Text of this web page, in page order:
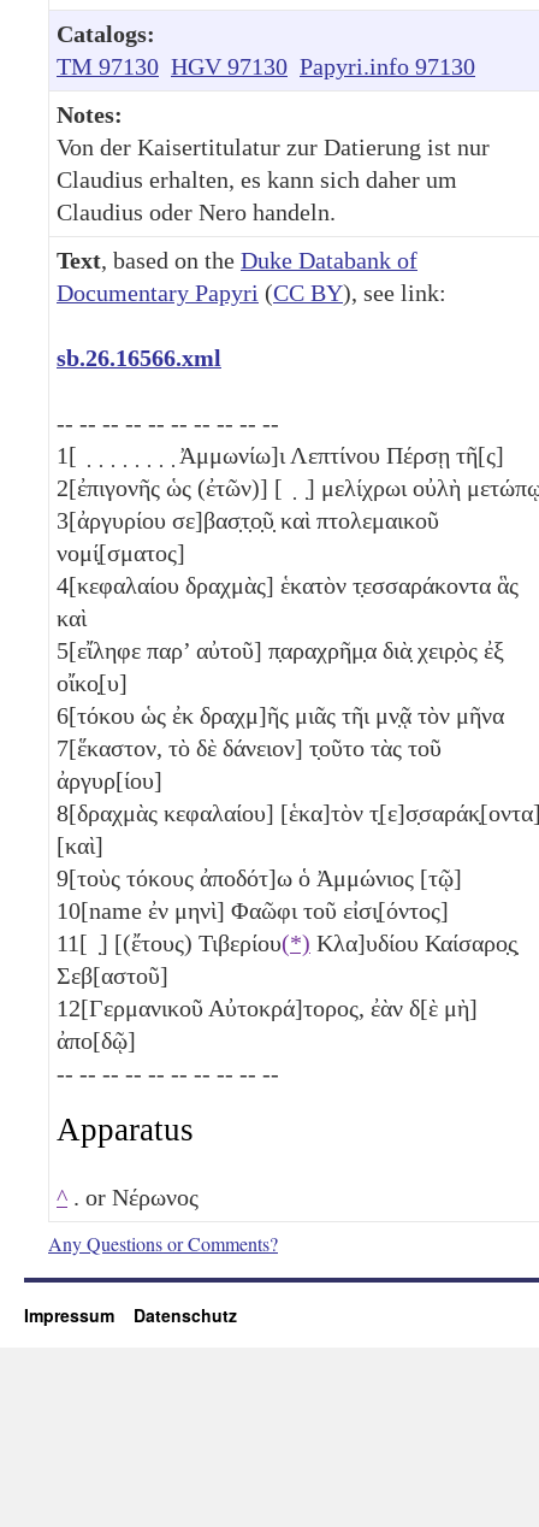
Catalogs:
TM 97130 HGV 97130 Papyri.info 97130
Notes:
Von der Kaisertitulatur zur Datierung ist nur
Claudius erhalten, es kann sich daher um
Claudius oder Nero handeln.
Text, based on the Duke Databank of
Documentary Papyri (CC BY), see link:
sb.26.16566.xml
-- -- -- -- -- -- -- -- -- --
1[ ̣ ̣ ̣ ̣ ̣ ̣ ̣ ̣ Ἀμμωνίω]ι Λεπτίνου Πέρσῃ τῆ[ς]
2[ἐπιγονῆς ὡς (ἐτῶν)] [ ̣ ̣] μελίχρωι οὐλὴ
3[ἀργυρίου σε]βασ̣τ̣ο̣ῦ̣ καὶ πτολεμαικοῦ
νομί̣[σματος]
4[κεφαλαίου δραχμὰς] ἑκατὸν τ̣εσσαράκοντα ἃς
καὶ
5[εἴληφε παρ’ αὐτοῦ] π̣αραχρῆμ̣α διὰ̣ χειρ̣ὸς ἐξ
οἴκο̣[υ]
6[τόκου ὡς ἐκ δραχμ]ῆς μιᾶς τῆι μν̣ᾷ τὸν μῆνα
7[ἕκαστον, τὸ δὲ δάνειον] τ̣οῦτο τὰς τοῦ
ἀργυρ[ίου]
8[δραχμὰς κεφαλαίου] [ἑκα]τὸν
[καὶ]
9[τοὺς τόκους ἀποδότ]ω ὁ Ἀμμώνιος [τῷ]
10[name ἐν μηνὶ] Φαῶφι τοῦ εἰσι̣[όντος]
11[ ̣] [(ἔτους) Τιβερίου(*) Κλα]υδίου Καίσαρο̣ς̣
Σεβ[αστοῦ]
12[Γερμανικοῦ Αὐτοκρά]τορος, ἐὰν δ[ὲ μὴ]
ἀπο[δῷ]
-- -- -- -- -- -- -- -- -- --
Apparatus
^ . or Νέρωνος
Any Questions or Comments?
Impressum Datenschutz